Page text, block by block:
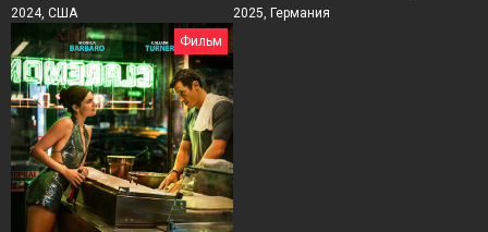
2024, США
2025, Германия
Фильм